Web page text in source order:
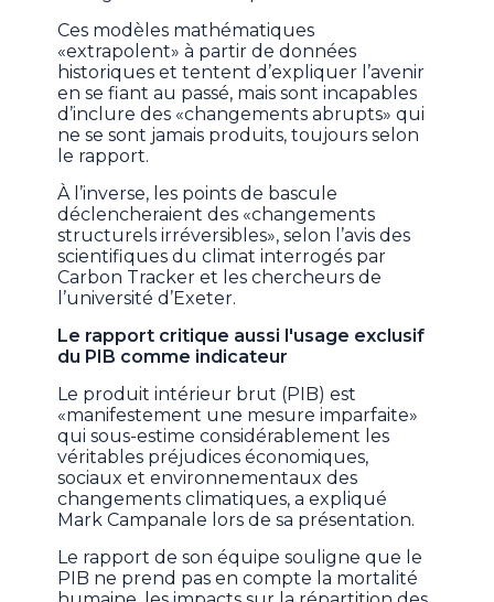
Ces modèles mathématiques
«extrapolent» à partir de données
historiques et tentent d’expliquer l’avenir
en se fiant au passé, mais sont incapables
d’inclure des «changements abrupts» qui
ne se sont jamais produits, toujours selon
le rapport.
À l’inverse, les points de bascule
déclencheraient des «changements
structurels irréversibles», selon l’avis des
scientifiques du climat interrogés par
Carbon Tracker et les chercheurs de
l’université d’Exeter.
Le rapport critique aussi l'usage exclusif
du PIB comme indicateur
Le produit intérieur brut (PIB) est
«manifestement une mesure imparfaite»
qui sous-estime considérablement les
véritables préjudices économiques,
sociaux et environnementaux des
changements climatiques, a expliqué
Mark Campanale lors de sa présentation.
Le rapport de son équipe souligne que le
PIB ne prend pas en compte la mortalité